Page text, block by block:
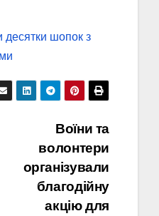
Воїни та
волонтери
організували
благодійну
акцію для